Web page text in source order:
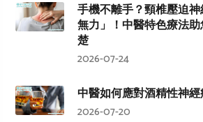
手機不離手？頸椎壓迫
無力」！中醫特色療法
楚
2026-07-24
中醫如何應對酒精性神經
2026-07-20